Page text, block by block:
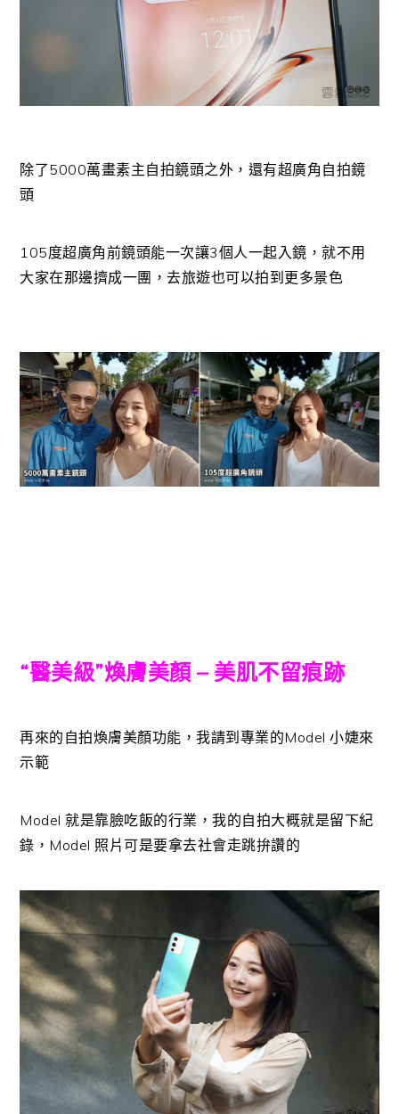
除了5000萬畫素主自拍鏡頭之外，還有超廣角自拍鏡
頭
105度超廣角前鏡頭能一次讓3個人一起入鏡，就不用
大家在那邊擠成一團，去旅遊也可以拍到更多景色
“醫美級”煥膚美顏 – 美肌不留痕跡
再來的自拍煥膚美顏功能，我請到專業的Model 小婕來
示範
Model 就是靠臉吃飯的行業，我的自拍大概就是留下紀
錄，Model 照片可是要拿去社會走跳拚讚的